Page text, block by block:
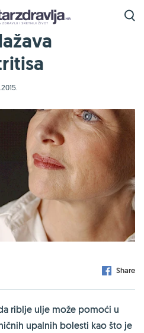
Share
riblje ulje može pomoći u
upalnih bolesti kao što je